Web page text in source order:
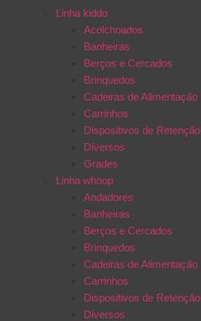
Linha kiddo
Acolchoados
Banheiras
Berços e Cercados
Brinquedos
Cadeiras de Alimentação
Carrinhos
Dispositivos de Retenção
Diversos
Grades
Linha whoop
Andadores
Banheiras
Berços e Cercados
Brinquedos
Cadeiras de Alimentação
Carrinhos
Dispositivos de Retenção
Diversos